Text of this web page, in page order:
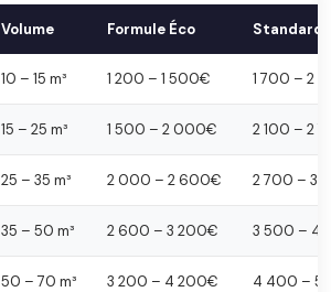
Volume Formule Éco Standard
10 – 15 m³ 1 200 – 1 500€ 1 700 – 2
15 – 25 m³ 1 500 – 2 000€ 2 100 – 2
25 – 35 m³ 2 000 – 2 600€ 2 700 – 3
35 – 50 m³ 2 600 – 3 200€ 3 500 – 4
50 – 70 m³ 3 200 – 4 200€ 4 400 – 5